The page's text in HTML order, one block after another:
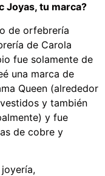
Joyas, tu marca?
de orfebrería
de Carola
fue solamente de
una marca de
Queen (alrededor
y también
y fue
de cobre y